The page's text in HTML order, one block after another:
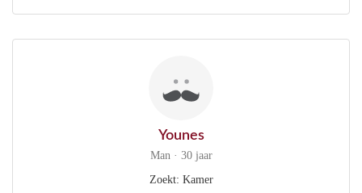
Younes
Man · 30 jaar
Zoekt: Kamer